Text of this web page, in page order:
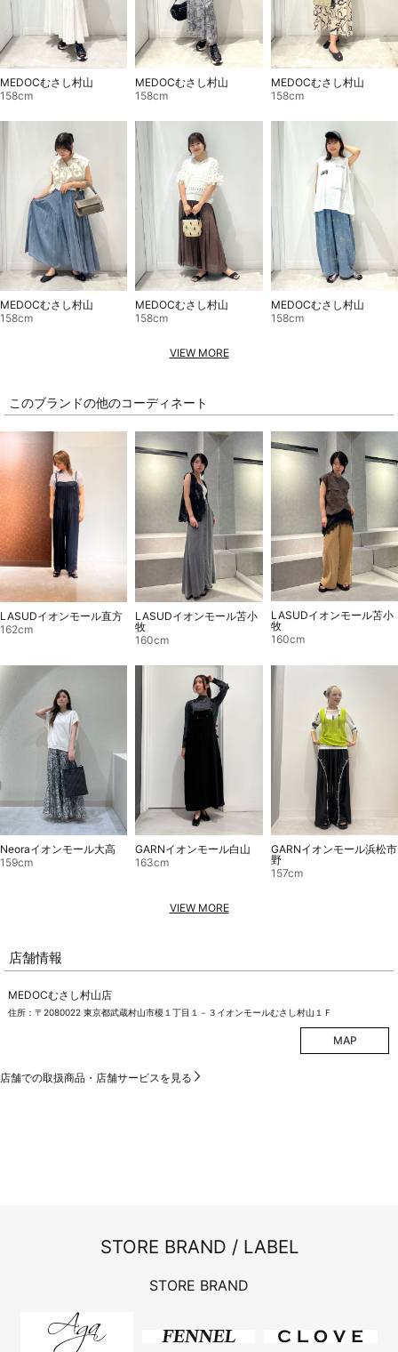
MEDOCむさし村山
158cm
MEDOCむさし村山
158cm
MEDOCむさし村山
158cm
MEDOCむさし村山
158cm
MEDOCむさし村山
158cm
MEDOCむさし村山
158cm
VIEW MORE
このブランドの他のコーディネート
LASUDイオンモール直方
162cm
LASUDイオンモール苫小
牧
160cm
LASUDイオンモール苫小
牧
160cm
Neoraイオンモール大高
159cm
GARNイオンモール白山
163cm
GARNイオンモール浜松市
野
157cm
VIEW MORE
店舗情報
MEDOCむさし村山店
住所：〒2080022 東京都武蔵村山市榎１丁目１－３イオンモールむさし村山１Ｆ
MAP
店舗での取扱商品・店舗サービスを見る
STORE BRAND / LABEL
STORE BRAND